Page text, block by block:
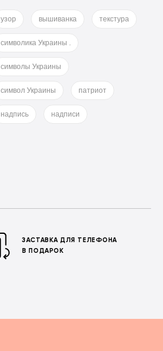
узор вышиванка текстура
символика Украины .
символы Украины
символ Украины патриот
надпись надписи
ЗАСТАВКА ДЛЯ ТЕЛЕФОНА
В ПОДАРОК